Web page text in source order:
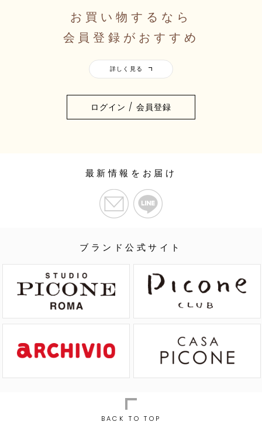
お買い物するなら
会員登録がおすすめ
ログイン / 会員登録
ブランド公式サイト
最新情報をお届け
BACK TO TOP